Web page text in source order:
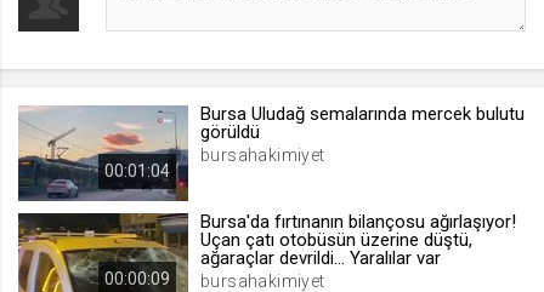
[hash]
.web.tv
channelCategories
00:01:04
Bursa Uludağ semalarında mercek bulutu
görüldü
bursahakimiyet
00:00:09
Bursa'da fırtınanın bilançosu ağırlaşıyor!
Uçan çatı otobüsün üzerine düştü,
ağaraçlar devrildi... Yaralılar var
bursahakimiyet